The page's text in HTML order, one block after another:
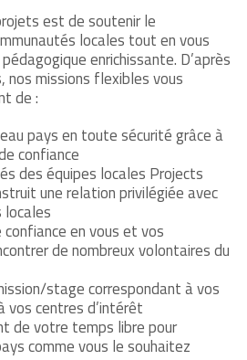
est de soutenir le
locales tout en vous
enrichissante. D’après
nos missions flexibles vous
de :
pays en toute sécurité grâce à
confiance
des équipes locales Projects
une relation privilégiée avec
locales
en vous et vos
de nombreux volontaires du
stage correspondant à vos
vos centres d’intérêt
de votre temps libre pour
comme vous le souhaitez